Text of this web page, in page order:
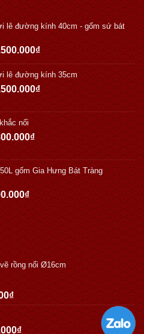
lê đường kính 40cm - gốm sứ bát
₫
lê đường kính 35cm
₫
nổi
₫
gốm Gia Hưng Bát Tràng
₫
rồng nổi Ø16cm
₫
₫